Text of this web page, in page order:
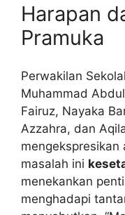
Harapan
Pramuka
Perwakilan
Muhammad
Fairuz, Nayaka
Azzahra, dan
mengekspresikan
masalah ini
menekankan
menghadapi